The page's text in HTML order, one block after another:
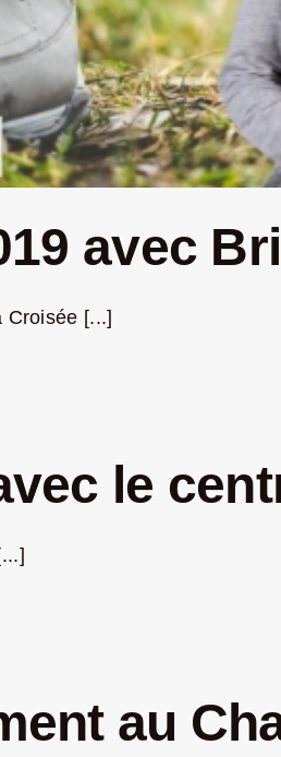
avec
Croisée [...]
le
au